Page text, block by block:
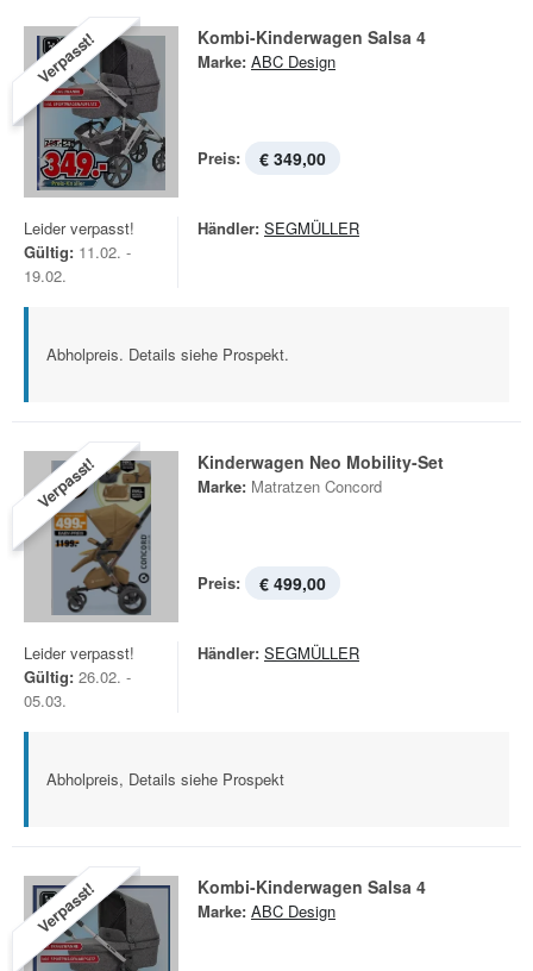
Verpasst! Kombi-Kinderwagen Salsa 4
Marke: ABC Design
Preis: € 349,00
Leider verpasst!
Gültig: 11.02. -
19.02.
Händler: SEGMÜLLER
Abholpreis. Details siehe Prospekt.
Verpasst! Kinderwagen Neo Mobility-Set
Marke: Matratzen Concord
Preis: € 499,00
Leider verpasst!
Gültig: 26.02. -
05.03.
Händler: SEGMÜLLER
Abholpreis, Details siehe Prospekt
Verpasst! Kombi-Kinderwagen Salsa 4
Marke: ABC Design